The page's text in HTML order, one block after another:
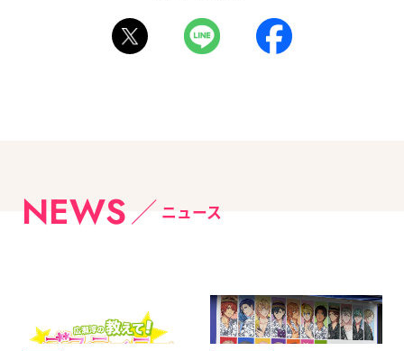
NEWS ニュース